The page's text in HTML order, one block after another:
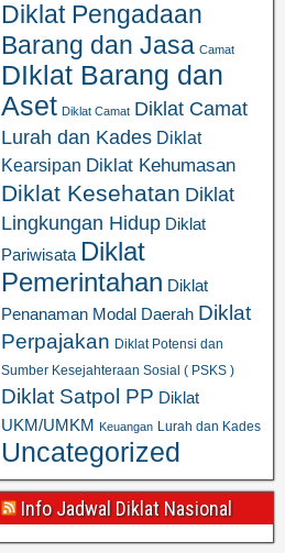
Diklat Pengadaan
Barang dan Jasa Camat
DIklat Barang dan
Aset Diklat Camat Diklat Camat
Lurah dan Kades Diklat
Kearsipan Diklat Kehumasan
Diklat Kesehatan Diklat
Lingkungan Hidup Diklat
Pariwisata Diklat
Pemerintahan Diklat
Penanaman Modal Daerah Diklat
Perpajakan Diklat Potensi dan
Sumber Kesejahteraan Sosial ( PSKS )
Diklat Satpol PP Diklat
UKM/UMKM
Keuangan Lurah dan Kades
Uncategorized
Info Jadwal Diklat Nasional